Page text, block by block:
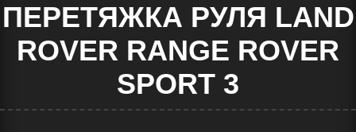
ПЕРЕТЯЖКА РУЛЯ LAND
ROVER RANGE ROVER
SPORT 3